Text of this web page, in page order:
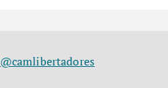
@camlibertadores